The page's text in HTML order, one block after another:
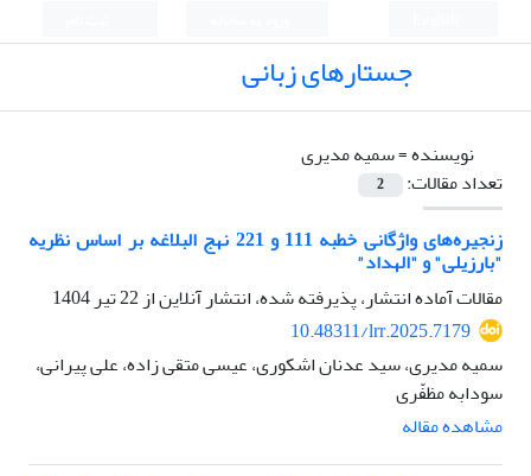
جستارهای زبانی
نویسنده =سمیه مدیری
تعداد مقالات:
2
زنجیره‌های واژگانی خطبه 111 و 221 نهج البلاغه بر اساس نظریه
"بارزیلی" و "الهداد"
مقالات آماده انتشار، پذیرفته شده، انتشار آنلاین از22 تیر 1404
10.48311/lrr.2025.7179
سمیه مدیری، سید عدنان اشکوری، عیسی متقی زاده، علی پیرانی،
سودابه مظفّری
مشاهده مقاله